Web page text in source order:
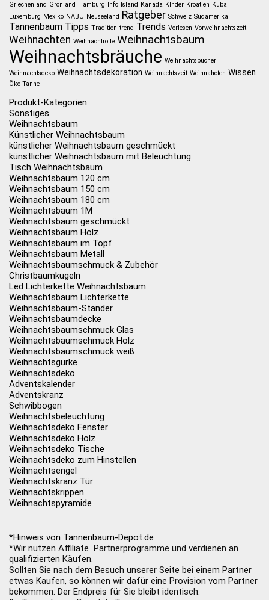
Griechenland Grönland Hamburg Info Island Kanada KInder Kroatien Kuba
Luxemburg Mexiko NABU Neuseeland Ratgeber Schweiz Südamerika
Tannenbaum Tipps Tradition trend Trends Vorlesen Vorweihnachtszeit
Weihnachten Weihnachtrolle Weihnachtsbaum
Weihnachtsbräuche Weihnachtsbücher
Weihnachtsdeko Weihnachtsdekoration Weihnachtszeit Weihnahcten Wissen
Öko-Tanne
Produkt-Kategorien
Sonstiges
Weihnachtsbaum
Künstlicher Weihnachtsbaum
künstlicher Weihnachtsbaum geschmückt
künstlicher Weihnachtsbaum mit Beleuchtung
Tisch Weihnachtsbaum
Weihnachtsbaum 120 cm
Weihnachtsbaum 150 cm
Weihnachtsbaum 180 cm
Weihnachtsbaum 1M
Weihnachtsbaum geschmückt
Weihnachtsbaum Holz
Weihnachtsbaum im Topf
Weihnachtsbaum Metall
Weihnachtsbaumschmuck & Zubehör
Christbaumkugeln
Led Lichterkette Weihnachtsbaum
Weihnachtsbaum Lichterkette
Weihnachtsbaum-Ständer
Weihnachtsbaumdecke
Weihnachtsbaumschmuck Glas
Weihnachtsbaumschmuck Holz
Weihnachtsbaumschmuck weiß
Weihnachtsgurke
Weihnachtsdeko
Adventskalender
Adventskranz
Schwibbogen
Weihnachtsbeleuchtung
Weihnachtsdeko Fenster
Weihnachtsdeko Holz
Weihnachtsdeko Tische
Weihnachtsdeko zum Hinstellen
Weihnachtsengel
Weihnachtskranz Tür
Weihnachtskrippen
Weihnachtspyramide
*Hinweis von Tannenbaum-Depot.de
*Wir nutzen Affiliate Partnerprogramme und verdienen an
qualifizierten Käufen.
Sollten Sie nach dem Besuch unserer Seite bei einem Partner
etwas Kaufen, so können wir dafür eine Provision vom Partner
bekommen. Der Endpreis für Sie bleibt identisch.